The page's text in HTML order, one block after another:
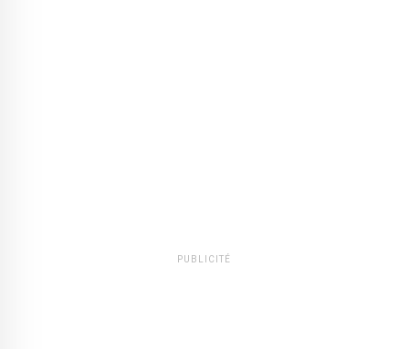
PUBLICITÉ